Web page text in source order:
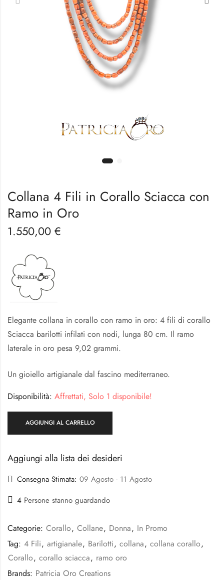
Collana 4 Fili in Corallo Sciacca con
Ramo in Oro
1.550,00 €
Elegante collana in corallo con ramo in oro: 4 fili di corallo
Sciacca barilotti infilati con nodi, lunga 80 cm. Il ramo
laterale in oro pesa 9,02 grammi.
Un gioiello artigianale dal fascino mediterraneo.
Disponibilità: Affrettati, Solo 1 disponibile!
AGGIUNGI AL CARRELLO
Aggiungi alla lista dei desideri
Consegna Stimata: 09 Agosto - 11 Agosto
4 Persone stanno guardando
Categorie: Corallo, Collane, Donna, In Promo
Tag: 4 Fili, artigianale, Barilotti, collana, collana corallo,
Corallo, corallo sciacca, ramo oro
Brands: Patricia Oro Creations